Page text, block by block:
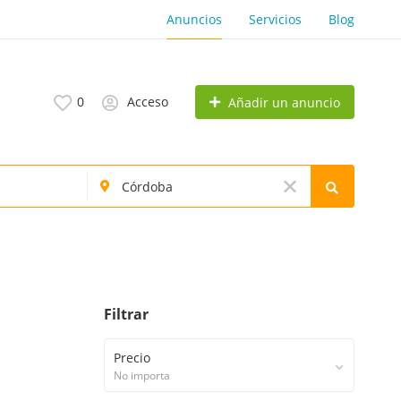
Anuncios Servicios Blog
0 Acceso Añadir un anuncio
Filtrar
Precio
No importa